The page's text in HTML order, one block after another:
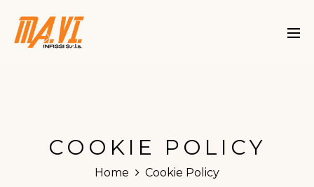
COOKIE POLICY
Home Cookie Policy